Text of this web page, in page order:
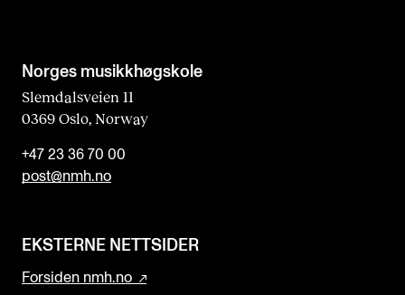
Norges musikk­høgskole
Slemdalsveien 11
0369 Oslo, Norway
+47 23 36 70 00
post@nmh.no
EKSTERNE NETTSIDER
Forsiden nmh.no